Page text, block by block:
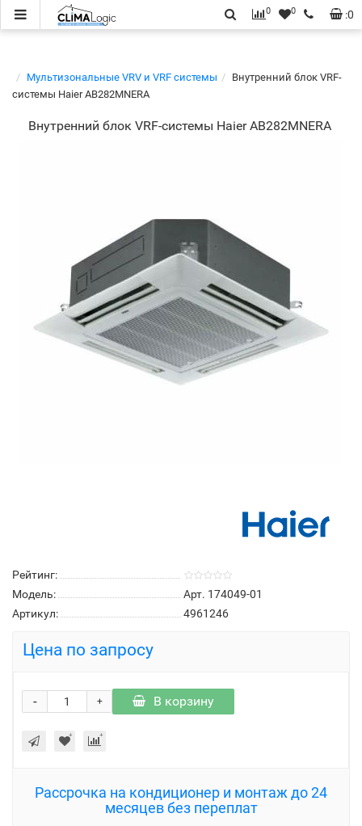
:0
0 0
Мультизональные VRV и VRF системы
Внутренний блок VRF-
системы Haier AB282MNERA
Внутренний блок VRF-системы Haier AB282MNERA
Рейтинг:
Модель:
Арт. 174049-01
Артикул:
4961246
Цена по запросу
+
- В корзину
Рассрочка на кондиционер и монтаж до 24
месяцев без переплат